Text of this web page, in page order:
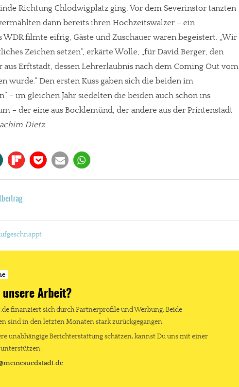
Richtung Chlodwigplatz ging. Vor dem Severinstor tanzten
dann bereits ihren Hochzeitswalzer – ein
WDR filmte eifrig, Gäste und Zuschauer waren begeistert. „Wir
Zeichen setzen“, erkärte Wolle, „für David Berger, den
aus Erftstadt, dessen Lehrerlaubnis nach dem Coming Out vom
wurde.“ Den ersten Kuss gaben sich die beiden im
– im gleichen Jahr siedelten die beiden auch schon ins
– der eine aus Bocklemünd, der andere aus der Printenstadt
Dietz
Arbeit?
finanziert sich durch Partnerprofile und Werbung. Beide
sind in den letzten Monaten stark zurückgegangen.
unabhängige Berichterstattung schätzen, kannst Du uns mit einer